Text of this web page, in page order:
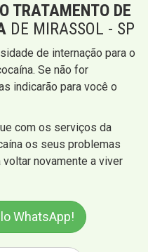
TRATAMENTO DE
DE MIRASSOL - SP
de internação para o
Se não for
indicarão para você o
com os serviços da
os seus problemas
novamente a viver
WhatsApp!